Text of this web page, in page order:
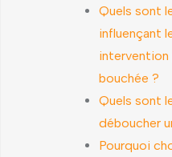
Quels sont
influençant
intervention
bouchée ?
Quels sont
déboucher
Pourquoi